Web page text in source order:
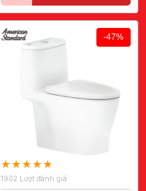
-47%
1902 Lượt đánh giá